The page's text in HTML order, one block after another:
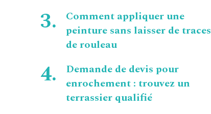
Comment appliquer une
peinture sans laisser de traces
de rouleau
Demande de devis pour
enrochement : trouvez un
terrassier qualifié